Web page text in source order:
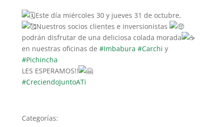
Este día miércoles 30 y jueves 31 de octubre,
Nuestros socios clientes e inversionistas
podrán disfrutar de una deliciosa colada morada
en nuestras oficinas de #Imbabura #Carchi y
#Pichincha
LES ESPERAMOS!!
#CreciendoJuntoATi
Categorías: